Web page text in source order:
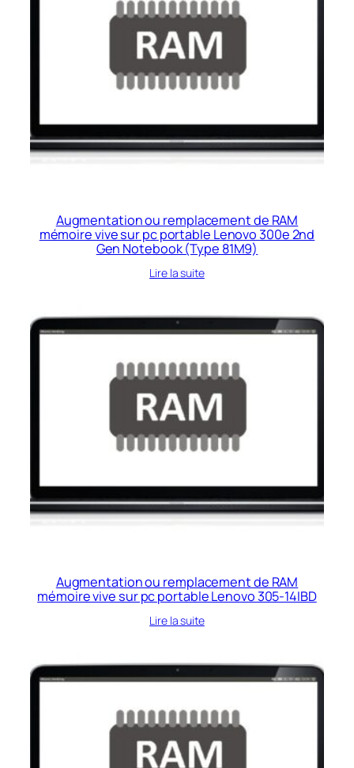
Augmentation ou remplacement de RAM
mémoire vive sur pc portable Lenovo 300e 2nd
Gen Notebook (Type 81M9)
Lire la suite
Augmentation ou remplacement de RAM
mémoire vive sur pc portable Lenovo 305-14IBD
Lire la suite